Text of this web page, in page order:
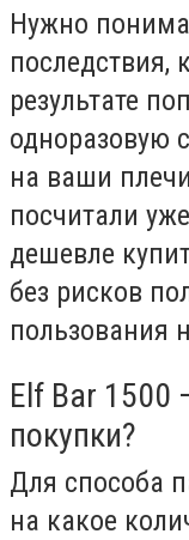
Нужно
последствия,
результате
одноразовую
на ваши
посчитали
дешевле
без рисков
пользования
Elf Bar 1500
покупки?
Для способа
на какое